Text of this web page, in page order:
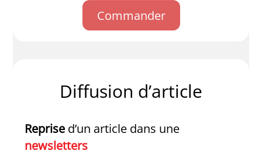
Commander
Diffusion d’article
Reprise d’un article dans une
newsletters